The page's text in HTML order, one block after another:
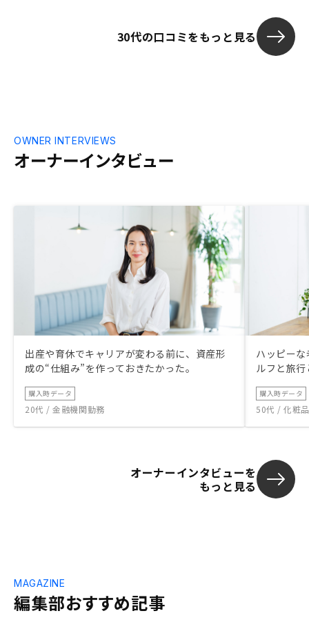
30代の口コミをもっと見る
オーナーインタビュー
OWNER INTERVIEWS
出産や育休でキャリアが変わる前に、資産形
成の“仕組み”を作っておきたかった。
購入時データ
20代 / 金融機関勤務
ハッピー
ルフと旅
購入時データ
50代 / 化粧
オーナーインタビューを
もっと見る
編集部おすすめ記事
MAGAZINE